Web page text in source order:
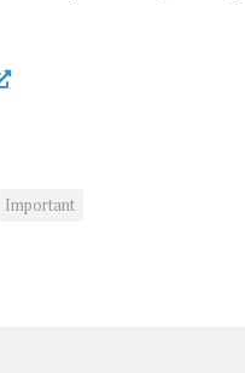
Important